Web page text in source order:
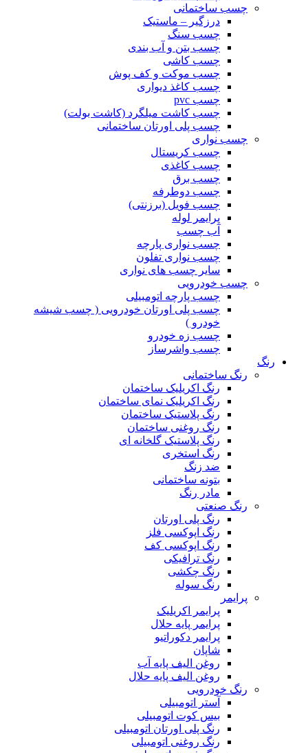
چسب ساختمانی
درزگیر – ماستیک
چسب سنگ
چسب بتن و آب بندی
چسب کاشی
چسب موکت و کف پوش
چسب کاغذ دیواری
چسب pvc
چسب کاشت میلگرد (کاشت بولت)
چسب پلی اورتان ساختمانی
چسب نواری
چسب کریستال
چسب کاغذی
چسب برق
چسب دوطرفه
چسب فویل (برزنتی)
پرایمر لوله
آب چسب
چسب نواری پارچه
چسب نواری تفلون
سایر چسب های نواری
چسب خودرویی
چسب پارچه اتومبیلی
چسب پلی اورتان خودرویی ( چسب شیشه
خودرو )
چسب زه خودرو
چسب واشرساز
رنگ
رنگ ساختمانی
رنگ اکریلیک ساختمان
رنگ اکریلیک نمای ساختمان
رنگ پلاستیک ساختمان
رنگ روغنی ساختمان
رنگ پلاستیک گلخانه ای
رنگ استخری
ضد زنگ
بتونه ساختمانی
مادر رنگ
رنگ صنعتی
رنگ پلی اورتان
رنگ اپوکسی فلز
رنگ اپوکسی کف
رنگ ترافیکی
رنگ چکشی
رنگ سوله
پرایمر
پرایمر اکریلیک
پرایمر پایه حلال
پرایمر دکوراتیو
شاپان
روغن الیف پایه آب
روغن الیف پایه حلال
رنگ خودرویی
آستر اتومبیلی
بیس کوت اتومبیلی
رنگ پلی اورتان اتومبیلی
رنگ روغنی اتومبیلی